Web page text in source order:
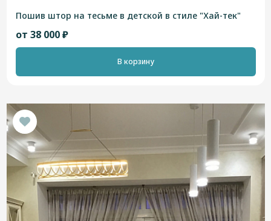
Пошив штор на тесьме в детской в стиле "Хай-тек"
от 38 000 ₽
В корзину